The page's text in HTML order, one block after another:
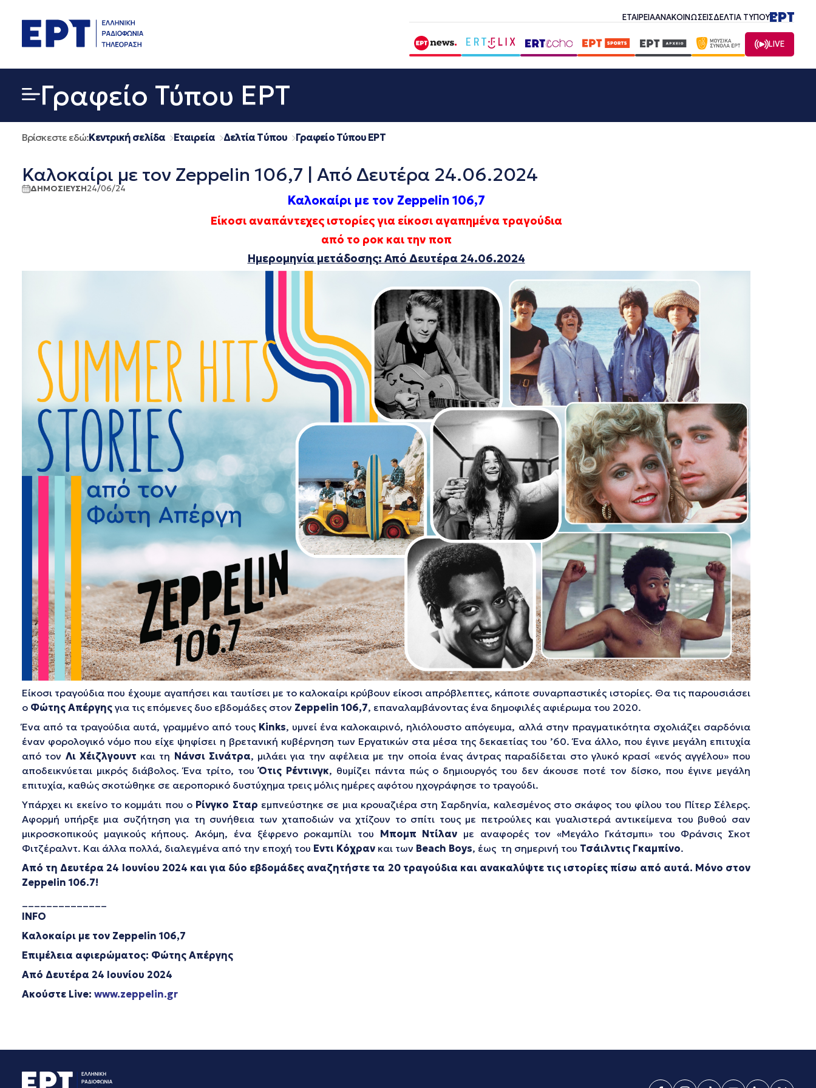
περιεχόμενο
ΕΤΑΙΡΕΙΑΑΝΑΚΟΙΝΩΣΕΙΣΔΕΛΤΙΑ ΤΥΠΟΥ
LIVE
Γραφείο Τύπου ΕΡΤ
Βρίσκεστε εδώ:Κεντρική σελίδα Εταιρεία Δελτία Τύπου Γραφείο Τύπου ΕΡΤ
Καλοκαίρι με τον Zeppelin 106,7 | Από Δευτέρα 24.06.2024
ΔΗΜΟΣΙΕΥΣΗ24/06/24
Καλοκαίρι με τον Zeppelin 106,7
Είκοσι αναπάντεχες ιστορίες για είκοσι αγαπημένα τραγούδια
από το ροκ και την ποπ
Ημερομηνία μετάδοσης: Από Δευτέρα 24.06.2024
Είκοσι τραγούδια που έχουμε αγαπήσει και ταυτίσει με το καλοκαίρι κρύβουν είκοσι απρόβλεπτες, κάποτε συναρπαστικές ιστορίες. Θα τις παρουσιάσει
ο Φώτης Απέργης για τις επόμενες δυο εβδομάδες στον Zeppelin 106,7, επαναλαμβάνοντας ένα δημοφιλές αφιέρωμα του 2020.
Ένα από τα τραγούδια αυτά, γραμμένο από τους Kinks, υμνεί ένα καλοκαιρινό, ηλιόλουστο απόγευμα, αλλά στην πραγματικότητα σχολιάζει σαρδόνια
έναν φορολογικό νόμο που είχε ψηφίσει η βρετανική κυβέρνηση των Εργατικών στα μέσα της δεκαετίας του ’60. Ένα άλλο, που έγινε μεγάλη επιτυχία
από τον Λι Χέιζλγουντ και τη Νάνσι Σινάτρα, μιλάει για την αφέλεια με την οποία ένας άντρας παραδίδεται στο γλυκό κρασί «ενός αγγέλου» που
αποδεικνύεται μικρός διάβολος. Ένα τρίτο, τουΌτις Ρέντινγκ, θυμίζει πάντα πώς ο δημιουργός του δεν άκουσε ποτέ τον δίσκο, που έγινε μεγάλη
επιτυχία, καθώς σκοτώθηκε σε αεροπορικό δυστύχημα τρεις μόλις ημέρες αφότου ηχογράφησε το τραγούδι.
Υπάρχει κι εκείνο το κομμάτι που ο Ρίνγκο Σταρ εμπνεύστηκε σε μια κρουαζιέρα στη Σαρδηνία, καλεσμένος στο σκάφος του φίλου του Πίτερ Σέλερς.
Αφορμή υπήρξε μια συζήτηση για τη συνήθεια των χταποδιών να χτίζουν το σπίτι τους με πετρούλες και γυαλιστερά αντικείμενα του βυθού σαν
μικροσκοπικούς μαγικούς κήπους. Ακόμη, ένα ξέφρενο ροκαμπίλι του Μπομπ Ντίλαν με αναφορές τον «Μεγάλο Γκάτσμπι» του Φράνσις Σκοτ
Φιτζέραλντ. Και άλλα πολλά, διαλεγμένα από την εποχή του Εντι Κόχραν και των Beach Boys, έως τη σημερινή του Τσάιλντις Γκαμπίνο.
Από τη Δευτέρα 24 Ιουνίου 2024 και για δύο εβδομάδες αναζητήστε τα 20 τραγούδια και ανακαλύψτε τις ιστορίες πίσω από αυτά. Μόνο στον
Zeppelin 106.7!
INFO
Καλοκαίρι με τον Zeppelin 106,7
Επιμέλεια αφιερώματος: Φώτης Απέργης
Από Δευτέρα 24 Ιουνίου 2024
Ακούστε Live: www.zeppelin.gr